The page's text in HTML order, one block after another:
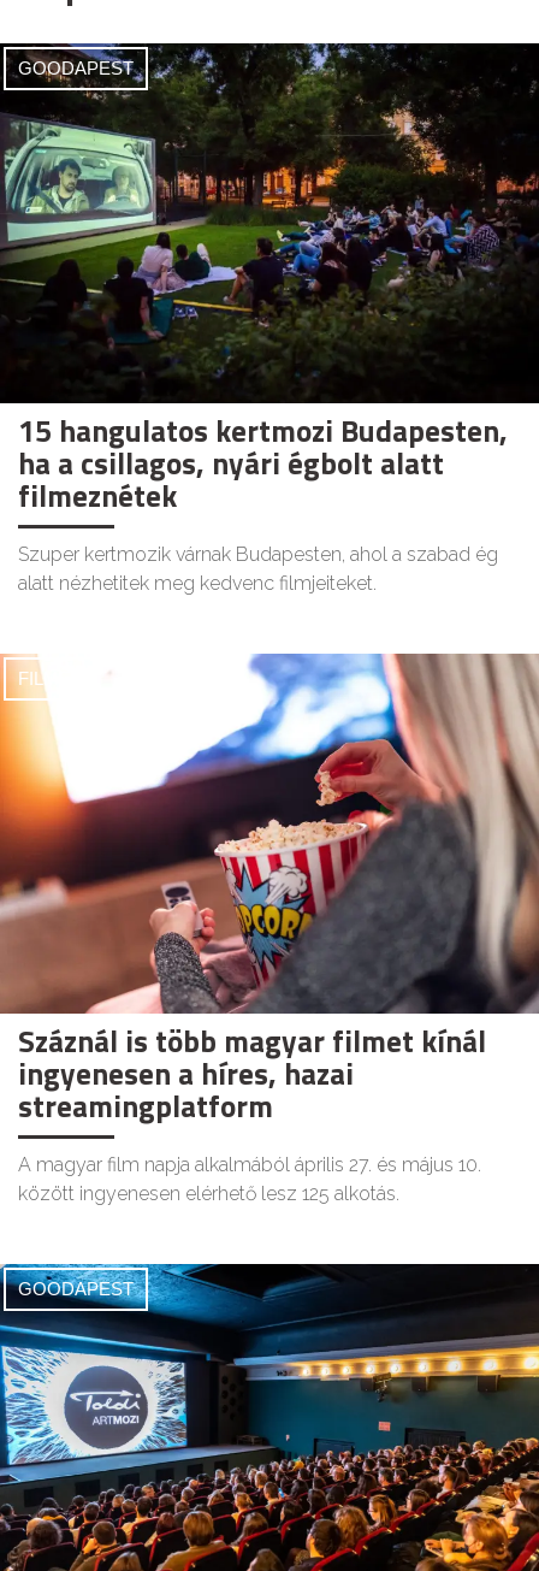
GOODAPEST
15 hangulatos kertmozi Budapesten,
ha a csillagos, nyári égbolt alatt
filmeznétek
Szuper kertmozik várnak Budapesten, ahol a szabad ég
alatt nézhetitek meg kedvenc filmjeiteket.
FILMEK
Száznál is több magyar filmet kínál
ingyenesen a híres, hazai
streamingplatform
A magyar film napja alkalmából április 27. és május 10.
között ingyenesen elérhető lesz 125 alkotás.
GOODAPEST